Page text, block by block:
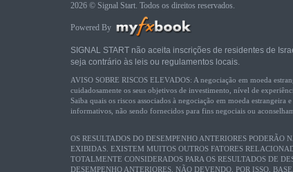
2026 © Signal Start. Todos os direitos reservados.
Powered By
SIGNAL START não aceita inscrições de residentes de
seja contrário às leis ou regulamentos locais.
AVISO SOBRE RISCOS ELEVADOS: A negociação em moeda
cuidadosamente os seus objetivos de investimento, nível de
Saiba quais os riscos associados à negociação em moeda
informativos, não sendo fornecidos para fins negociais ou
OS RESULTADOS DO DESEMPENHO ANTERIORES
EXIBIDAS. EXISTEM MUITOS OUTROS FATORES
TOTALMENTE CONSIDERADOS PARA OS RESULTADOS DE
DESEMPENHO ANTERIORES, NÃO DEVENDO, POR ISSO,